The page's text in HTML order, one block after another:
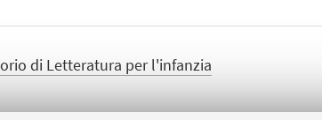
di Letteratura per l'infanzia